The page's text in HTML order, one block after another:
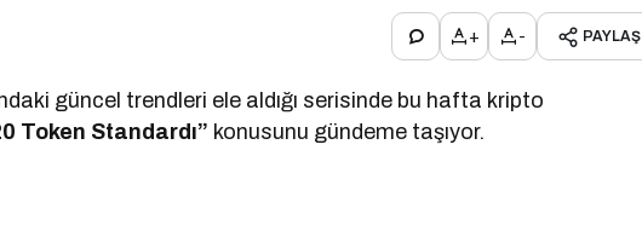
+ - PAYLAŞ
güncel trendleri ele aldığı serisinde bu hafta kripto
Token Standardı” konusunu gündeme taşıyor.